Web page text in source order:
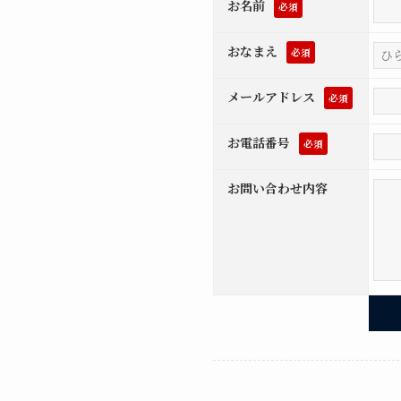
お名前 必須
おなまえ 必須
メールアドレス 必須
お電話番号 必須
お問い合わせ内容